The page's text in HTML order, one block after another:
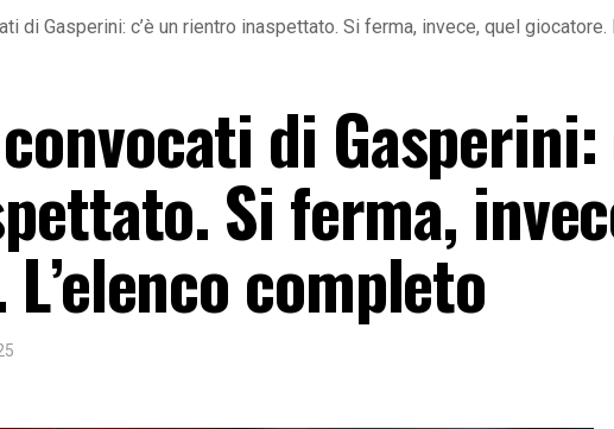
di Gasperini: c’è un rientro inaspettato. Si ferma, invece, quel giocatore.
di Gasperini:
Si ferma,
completo